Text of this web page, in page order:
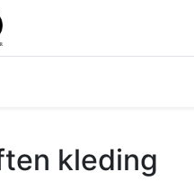
kleding